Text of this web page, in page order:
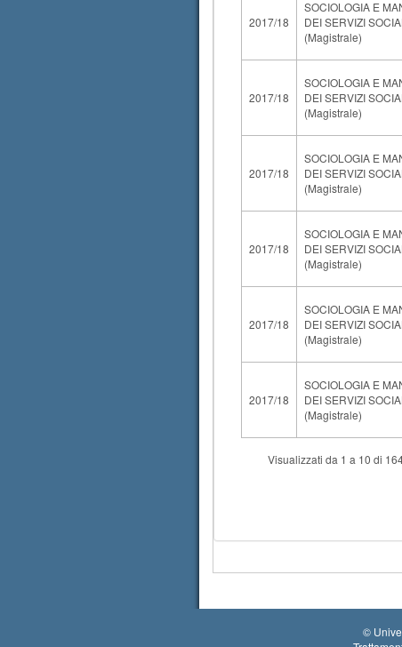
2017/18
SOCIOLOGIA E
DEI SERVIZI
(Magistrale)
2017/18
SOCIOLOGIA E
DEI SERVIZI
(Magistrale)
2017/18
SOCIOLOGIA E
DEI SERVIZI
(Magistrale)
2017/18
SOCIOLOGIA E
DEI SERVIZI
(Magistrale)
2017/18
SOCIOLOGIA E
DEI SERVIZI
(Magistrale)
2017/18
SOCIOLOGIA E
DEI SERVIZI
(Magistrale)
Visualizzati da 1 a 10 di
©